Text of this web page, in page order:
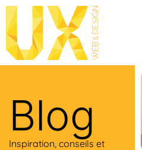
Blog
Inspiration, conseils et